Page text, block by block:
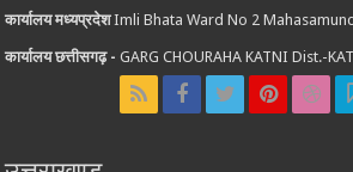
कार्यालय मध्यप्रदेशImli Bhata Ward No 2 Mahasamund
कार्यालय छत्तीसगढ़ - GARG CHOURAHA KATNI Dist.-